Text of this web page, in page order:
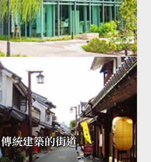
傳統建築的街道